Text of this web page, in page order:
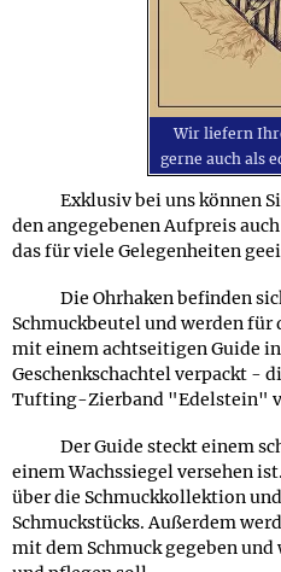
Wir liefern
gerne auch als
Exklusiv bei uns können
den angegebenen Aufpreis
das für viele Gelegenheiten
Die Ohrhaken befinden
Schmuckbeutel und werden für
mit einem achtseitigen Guide
Geschenkschachtel verpackt -
Tufting-Zierband "Edelstein"
Der Guide steckt einem
einem Wachssiegel versehen
über die Schmuckkollektion
Schmuckstücks. Außerdem
mit dem Schmuck gegeben